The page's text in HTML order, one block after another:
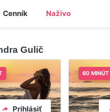
Cenník Naživo
Gulič
Prihlásiť
60 MINÚT